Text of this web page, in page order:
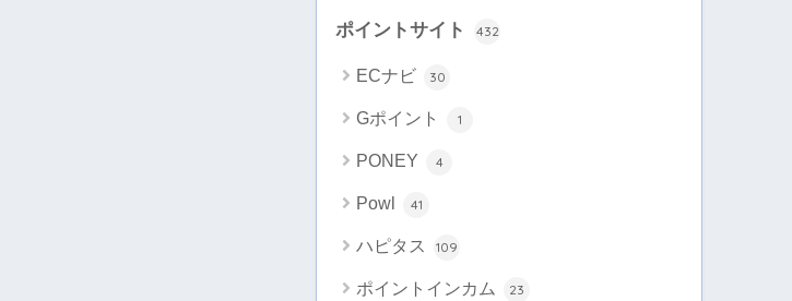
ポイントサイト 432
ECナビ 30
Gポイント 1
PONEY 4
Powl 41
ハピタス 109
ポイントインカム 23